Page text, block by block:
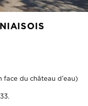
face du château d'eau)